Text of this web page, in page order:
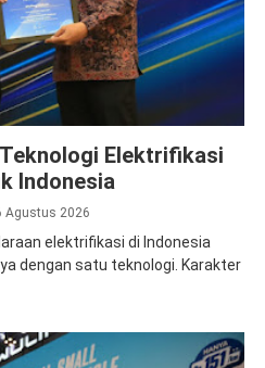
Elektrifikasi
Indonesia
Agustus 2026
elektrifikasi di Indonesia
dengan satu teknologi. Karakter